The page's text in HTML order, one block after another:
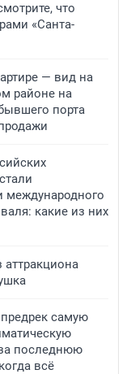
что
«Санта-
— вид на
районе на
порта
международного
какие из них
самую
последнюю
всё